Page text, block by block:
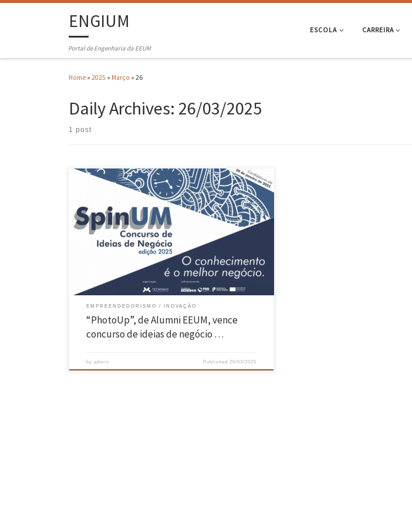
ENGIUM
Portal de Engenharia da EEUM
ESCOLA CARREIRA
Home » 2025 » Março » 26
Daily Archives: 26/03/2025
1 post
Iniciativa promovida pela TecMinho atribuiu prémios e serviços num
total de 6370 euros Um sistema que usa microalgas para converter
biogás em biometano, proporcionando energia limpa e sustentável,
venceu o 1º prémio do SpinUM – Concurso de Ideias de Negócio da
Universidade do Minho. O projeto intitula-se “PhotoUp” e envolve […]
EMPREENDEDORISMO INOVAÇÃO
“PhotoUp”, de Alumni EEUM, vence
concurso de ideias de negócio …
byadmin Published 26/03/2025